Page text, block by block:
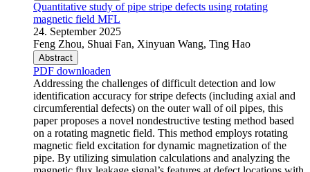
Quantitative study of pipe stripe defects using rotating
magnetic field MFL
24. September 2025
Feng Zhou, Shuai Fan, Xinyuan Wang, Ting Hao
Abstract
PDF downloaden
Addressing the challenges of difficult detection and low
identification accuracy for stripe defects (including axial and
circumferential defects) on the outer wall of oil pipes, this
paper proposes a novel nondestructive testing method based
on a rotating magnetic field. This method employs rotating
magnetic field excitation for dynamic magnetization of the
pipe. By utilizing simulation calculations and analyzing the